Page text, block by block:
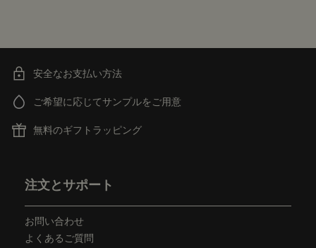
安全なお支払い方法
ご希望に応じてサンプルをご用意
無料のギフトラッピング
注文とサポート
お問い合わせ
よくあるご質問